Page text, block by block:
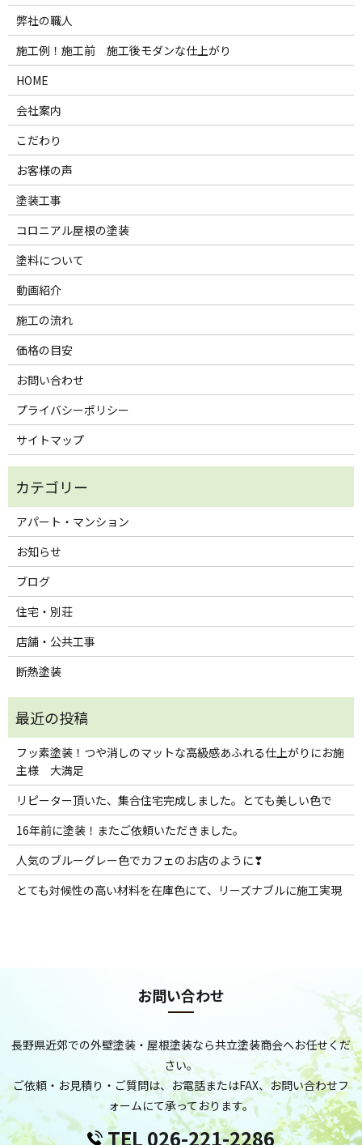
弊社の職人
施工例！施工前 施工後モダンな仕上がり
HOME
会社案内
こだわり
お客様の声
塗装工事
コロニアル屋根の塗装
塗料について
動画紹介
施工の流れ
価格の目安
お問い合わせ
プライバシーポリシー
サイトマップ
アパート・マンション
お知らせ
ブログ
住宅・別荘
店舗・公共工事
断熱塗装
フッ素塗装！つや消しのマットな高級感あふれる仕上がりにお施
主様 大満足
リピーター頂いた、集合住宅完成しました。とても美しい色で
16年前に塗装！またご依頼いただきました。
人気のブルーグレー色でカフェのお店のように❣
とても対候性の高い材料を在庫色にて、リーズナブルに施工実現
お問い合わせ
長野県近郊での外壁塗装・屋根塗装なら共立塗装商会へお任せくだ
さい。
ご依頼・お見積り・ご質問は、お電話またはFAX、お問い合わせフ
ォームにて承っております。
TEL 026-221-2286